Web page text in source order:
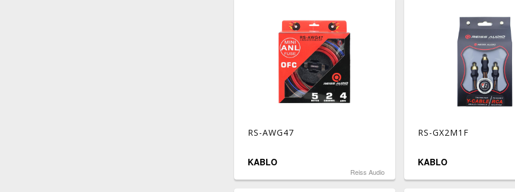
RS-AWG47
KABLO
Reiss Audio
RS-GX2M1F
KABLO